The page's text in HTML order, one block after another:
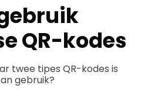
QR-kodes
twee tipes QR-kodes is
gebruik?